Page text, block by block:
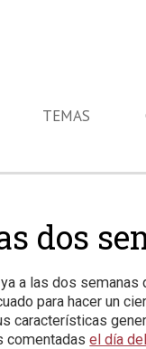
TEMAS
dos
a las dos semanas
para hacer un
características
comentadasel día